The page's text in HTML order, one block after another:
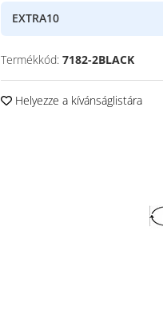
EXTRA10
Termékkód: 7182-2BLACK
Helyezze a kívánságlistára